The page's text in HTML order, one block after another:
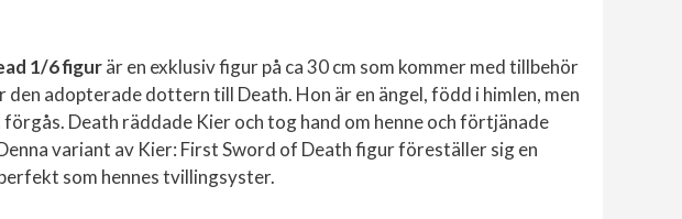
1/6 figurär en exklusiv figur på ca 30 cm som kommer med tillbehör
adopterade dottern till Death. Hon är en ängel, född i himlen, men
Death räddade Kier och tog hand om henne och förtjänade
variant av Kier: First Sword of Death figur föreställer sig en
som hennes tvillingsyster.